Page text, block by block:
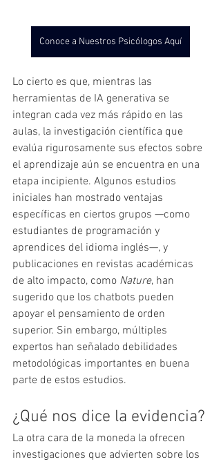
Conoce a Nuestros Psicólogos Aquí
Lo cierto es que, mientras las
herramientas de IA generativa se
integran cada vez más rápido en las
aulas, la investigación científica que
evalúa rigurosamente sus efectos sobre
el aprendizaje aún se encuentra en una
etapa incipiente. Algunos estudios
iniciales han mostrado ventajas
específicas en ciertos grupos —como
estudiantes de programación y
aprendices del idioma inglés—, y
publicaciones en revistas académicas
de alto impacto, como Nature, han
sugerido que los chatbots pueden
apoyar el pensamiento de orden
superior. Sin embargo, múltiples
expertos han señalado debilidades
metodológicas importantes en buena
parte de estos estudios.
¿Qué nos dice la evidencia?
La otra cara de la moneda la ofrecen
investigaciones que advierten sobre los